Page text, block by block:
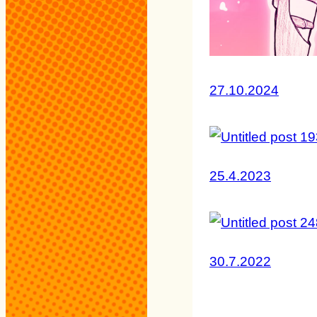
27.10.2024
25.4.2023
30.7.2022